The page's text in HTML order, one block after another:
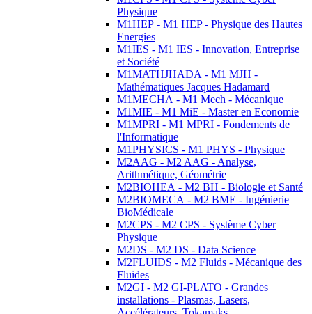
Physique
M1HEP - M1 HEP - Physique des Hautes
Energies
M1IES - M1 IES - Innovation, Entreprise
et Société
M1MATHJHADA - M1 MJH -
Mathématiques Jacques Hadamard
M1MECHA - M1 Mech - Mécanique
M1MIE - M1 MiE - Master en Economie
M1MPRI - M1 MPRI - Fondements de
l'Informatique
M1PHYSICS - M1 PHYS - Physique
M2AAG - M2 AAG - Analyse,
Arithmétique, Géométrie
M2BIOHEA - M2 BH - Biologie et Santé
M2BIOMECA - M2 BME - Ingénierie
BioMédicale
M2CPS - M2 CPS - Système Cyber
Physique
M2DS - M2 DS - Data Science
M2FLUIDS - M2 Fluids - Mécanique des
Fluides
M2GI - M2 GI-PLATO - Grandes
installations - Plasmas, Lasers,